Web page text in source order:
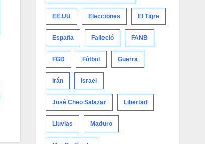
EE.UU Elecciones El Tigre
España Falleció FANB
FGD Fútbol Guerra
Irán Israel
José Cheo Salazar Libertad
Lluvias Maduro